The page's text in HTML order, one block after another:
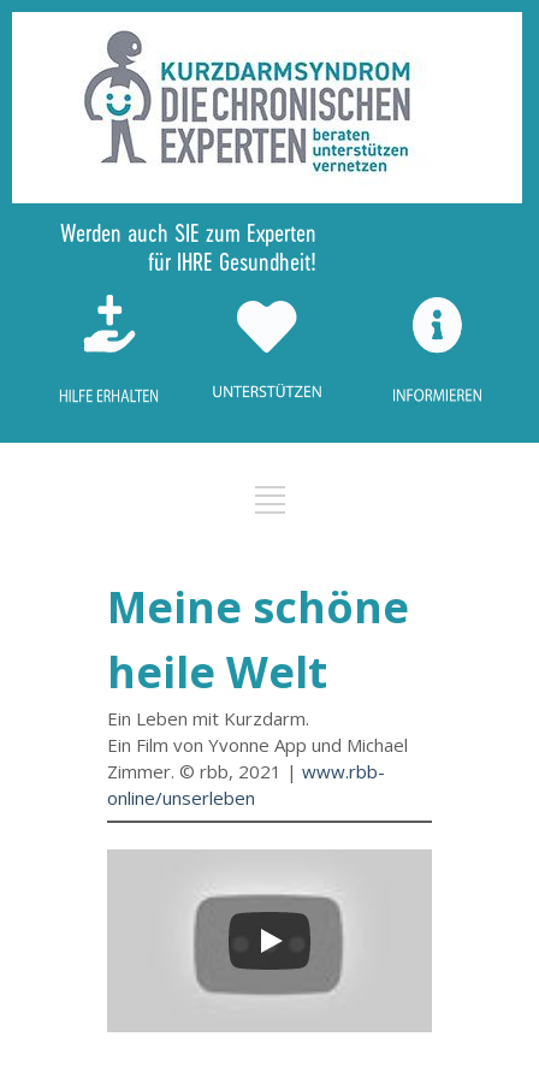
Werden auch SIE zum Experten
für IHRE Gesundheit!
Meine schöne
heile Welt
Ein Leben mit Kurzdarm.
Ein Film von Yvonne App und Michael
Zimmer. © rbb, 2021 | www.rbb-
online/unserleben